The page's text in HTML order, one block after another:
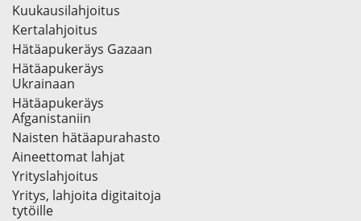
Kuukausilahjoitus
Kertalahjoitus
Hätäapukeräys Gazaan
Hätäapukeräys
Ukrainaan
Hätäapukeräys
Afganistaniin
Naisten hätäapurahasto
Aineettomat lahjat
Yrityslahjoitus
Yritys, lahjoita digitaitoja
tytöille